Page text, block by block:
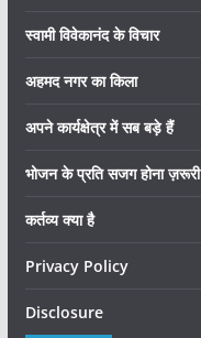
स्वामी विवेकानंद के विचार
अहमद नगर का किला
अपने कार्यक्षेत्र में सब बड़े हैं
भोजन के प्रति सजग होना ज़रूरी
कर्तव्य क्या है
Privacy Policy
Disclosure